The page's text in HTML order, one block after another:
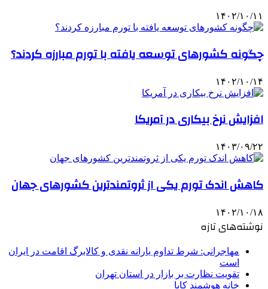
۱۴۰۲/۱۰/۱۱
چگونه کشورهای توسعه یافته با تورم مبارزه کردند؟
۱۴۰۲/۱۰/۱۴
افزایش نرخ بیکاری در آمریکا
۱۴۰۳/۰۹/۲۲
کاهش اندک تورم یکی از ثروتمندترین کشورهای جهان
۱۴۰۲/۱۰/۱۸
نوشته‌های تازه
مهاجرانی: شرط تداوم یارانه نقدی و کالابرگ اقامت در ایران
است
تقویت نظارت بر بازار در استان تهران
خانه هوشمند کایا